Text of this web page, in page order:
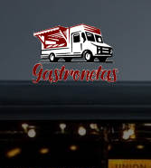
contenido